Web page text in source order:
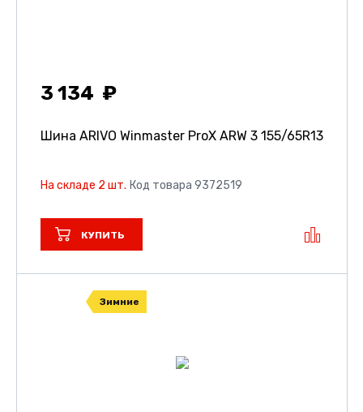
3 134
Шина ARIVO Winmaster ProX ARW 3 155/65R13
На складе 2 шт. Код товара 9372519
КУПИТЬ
Зимние